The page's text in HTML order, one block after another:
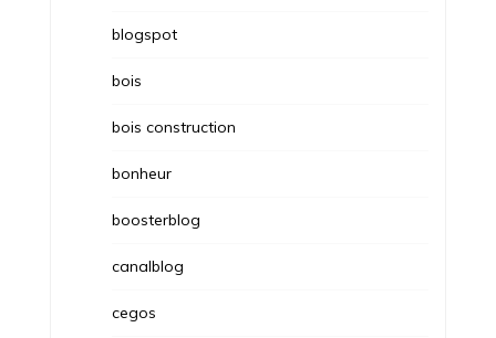
blogspot
bois
bois construction
bonheur
boosterblog
canalblog
cegos